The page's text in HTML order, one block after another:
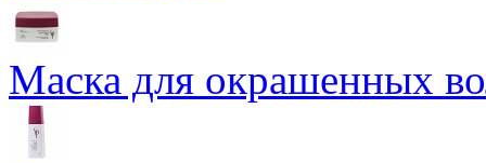
Маска для окрашенных